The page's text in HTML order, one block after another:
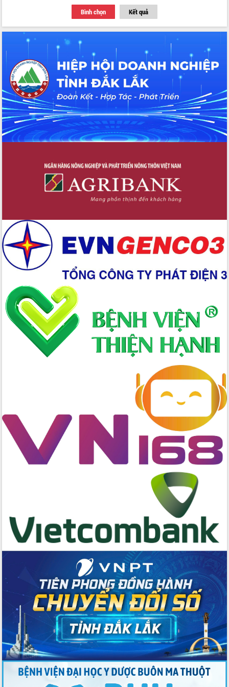
Định vị cà phê Việt Nam như một “di
sản sống” trong dòng chảy toàn cầu
Xây dựng nông thôn mới: Nâng cao đời
sống người dân từ những mô hình thiết
Quyết liệt tháo gỡ vướng mắc, đẩy
nhanh tiến độ các dự án trọng điểm
trong Khu kinh tế Nam Phú Yên
Hòn Yến phát triển du lịch gắn với bảo
tồn biển
Lấy ý kiến điều chỉnh Quy hoạch tỉnh
Đắk Lắk thời kỳ 2021-2030, tầm nhìn
đến năm 2050
Đắk Lắk nỗ lực thúc đẩy tăng trưởng
kinh tế từ 10% trở lên trong Quý
chuyển đổi số giai đoạn 2026 – 2030
với Tập đoàn Bưu chính Viễn thông
Việt Nam
Thứ trưởng Bộ Y tế làm việc với tỉnh
Đắk Lắk về phát triển nhân lực y tế
Du lịch Đắk Lắk nâng tầm trải nghiệm
du khách thông qua Hệ thống cơ sở dữ
liệu và Bản đồ số
Tập huấn ứng dụng trí tuệ nhân tạo (AI)
trong thương mại điện tử năm 2026
Đoàn đại biểu Quốc hội tỉnh Đắk Lắk
trao đổi thông tin trước Kỳ họp thứ
tỉnh thông qua hiện đại hóa hành chính
Xã Ea Phê gắn cải cách hành chính với
chuyển đổi số
Phó Chủ tịch Thường trực UBND tỉnh
Hồ Thị Nguyên Thảo làm việc tại Trung
Giai đoạn 2026-2030, Đắk Lắk phấn
đấu có 77% xã đạt chuẩn nông thôn
mới
Chuyển đổi số 'mở đường' cho nông
nghiệp Đắk Lắk tăng trưởng bứt phá
Triển khai đồng bộ đo đạc, lập hồ sơ
địa chính, hoàn thiện cơ sở dữ liệu đất
đai
Ứng dụng sinh trắc học - Bước tiến
trong hành trình chuyển đổi số tại Đắk
Lắk
Đắk Lắk nâng cao hiệu quả công tác
Đảng từ Sổ tay đảng viên điện tử
Đắk Lắk đẩy mạnh nuôi biển công
nghệ, hướng tới phát triển thủy sản
Bình chọn Kết quả